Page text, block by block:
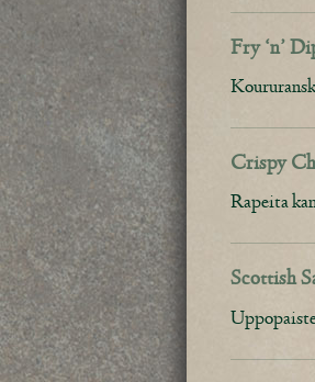
Fry ‘n’
Crispy
Rapeita
Scottish